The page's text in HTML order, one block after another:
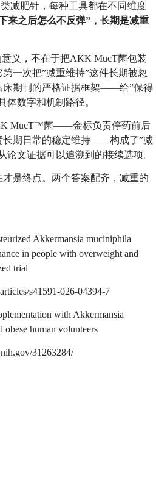
减肥针，每种工具都在不同维度
来之后怎么不反弹” ，长期是减重
意义，不在于把AKK MucT菌包装
一次把”减重维持”这件长期被忽
床期刊的严格证据框架——给”保得
体数字和机制路径。
MucT™菌——金标负责停药前后
长期日常的稳定维持——构成了”减
论文证据可以追溯到的接续选项。
是终点。两个答案配齐，减重的
Akkermansia muciniphila
in people with overweight and
trial
s41591-026-04394-7
with Akkermansia
human volunteers
31263284/